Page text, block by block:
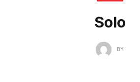
Solo
BY